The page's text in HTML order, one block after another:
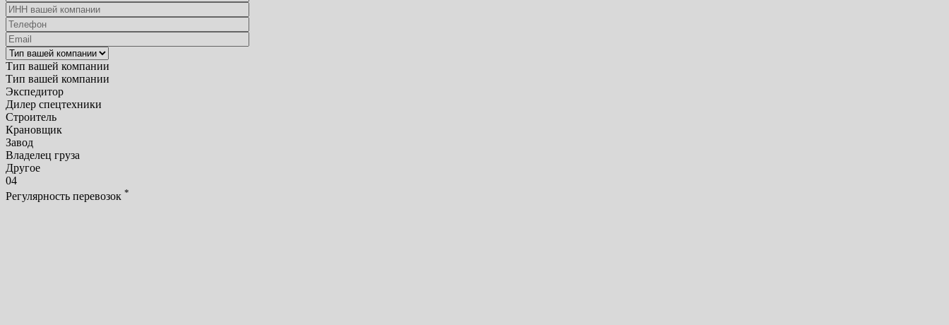
Тип вашей компании
Тип вашей компании
Экспедитор
Дилер спецтехники
Строитель
Крановщик
Завод
Владелец груза
Другое
04
Регулярность перевозок *